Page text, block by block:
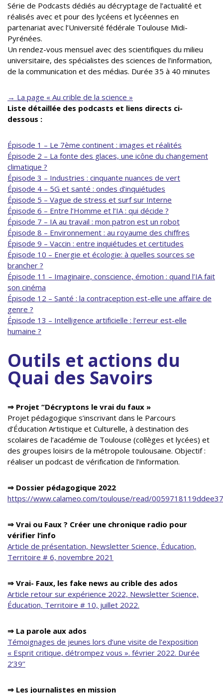
Série de Podcasts dédiés au décryptage de l’actualité et
réalisés avec et pour des lycéens et lycéennes en
partenariat avec l’Université fédérale Toulouse Midi-
Pyrénées.
Un rendez-vous mensuel avec des scientifiques du milieu
universitaire, des spécialistes des sciences de l’information,
de la communication et des médias. Durée 35 à 40 minutes
→ La page « Au crible de la science »
Liste détaillée des podcasts et liens directs ci-
dessous :
Épisode 1 – Le 7ème continent : images et réalités
Épisode 2 – La fonte des glaces, une icône du changement
climatique ?
Épisode 3 – Industries : cinquante nuances de vert
Épisode 4 – 5G et santé : ondes d’inquiétudes
Épisode 5 – Vague de stress et surf sur Interne
Épisode 6 – Entre l’Homme et l’IA : qui décide ?
Épisode 7 – IA au travail : mon patron est un robot
Épisode 8 – Environnement : au royaume des chiffres
Épisode 9 – Vaccin : entre inquiétudes et certitudes
Épisode 10 – Energie et écologie: à quelles sources se
brancher ?
Épisode 11 – Imaginaire, conscience, émotion : quand l’IA fait
son cinéma
Épisode 12 – Santé : la contraception est-elle une affaire de
genre ?
Épisode 13 – Intelligence artificielle : l’erreur est-elle
humaine ?
Outils et actions du
Quai des Savoirs
⇒ Projet “Décryptons le vrai du faux »
Projet pédagogique s’inscrivant dans le Parcours
d’Éducation Artistique et Culturelle, à destination des
scolaires de l’académie de Toulouse (collèges et lycées) et
des groupes loisirs de la métropole toulousaine. Objectif :
réaliser un podcast de vérification de l’information.
⇒ Dossier pédagogique 2022
https://www.calameo.com/toulouse/read/
⇒ Vrai ou Faux ? Créer une chronique radio pour
vérifier l’info
Article de présentation, Newsletter Science, Éducation,
Territoire # 6, novembre 2021
⇒ Vrai- Faux, les fake news au crible des ados
Article retour sur expérience 2022, Newsletter Science,
Éducation, Territoire # 10, juillet 2022.
⇒ La parole aux ados
Témoignages de jeunes lors d’une visite de l’exposition
« Esprit critique, détrompez vous ». février 2022. Durée
2’39’’
⇒ Les journalistes en mission